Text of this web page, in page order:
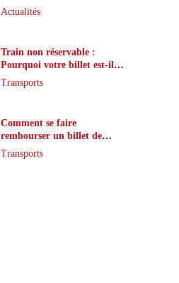
que peu de joueurs
Actualités
Train non réservable :
Pourquoi votre billet est-il
inaccessible ?
Transports
Comment se faire
rembourser un billet de
train en cas de retard ?
Transports